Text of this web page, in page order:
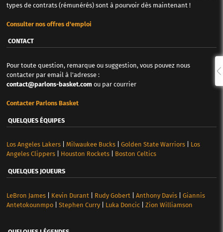
types de contrats (rémunérés) sont à pourvoir dès maintenant !
Consulter nos offres d'emploi
CONTACT
Pour toute question, remarque ou suggestion, vous pouvez nous
contacter par email à l'adresse :
contact@parlons-basket.com ou par courrier
Contacter Parlons Basket
QUELQUES ÉQUIPES
Los Angeles Lakers| Milwaukee Bucks| Golden State Warriors| Los
Angeles Clippers| Houston Rockets| Boston Celtics
QUELQUES JOUEURS
LeBron James| Kevin Durant Rudy Gobert Anthony Davis| Giannis
Antetokounmpo| Stephen Curry| Luka Doncic| Zion Williamson